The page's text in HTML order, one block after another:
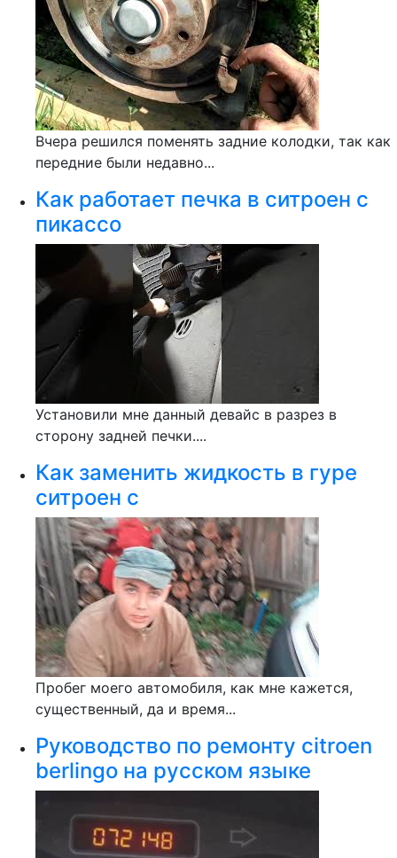
Вчера решился поменять задние колодки, так как
передние были недавно...
Как работает печка в ситроен с
пикассо
Установили мне данный девайс в разрез в
сторону задней печки....
Как заменить жидкость в гуре
ситроен с
Пробег моего автомобиля, как мне кажется,
существенный, да и время...
Руководство по ремонту citroen
berlingo на русском языке